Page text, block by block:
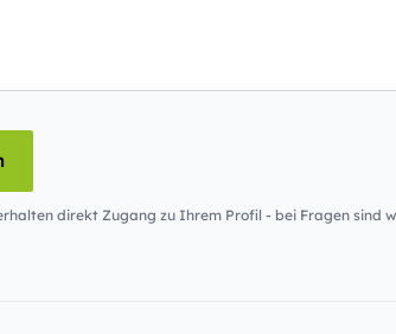
direkt Zugang zu Ihrem Profil - bei Fragen sind